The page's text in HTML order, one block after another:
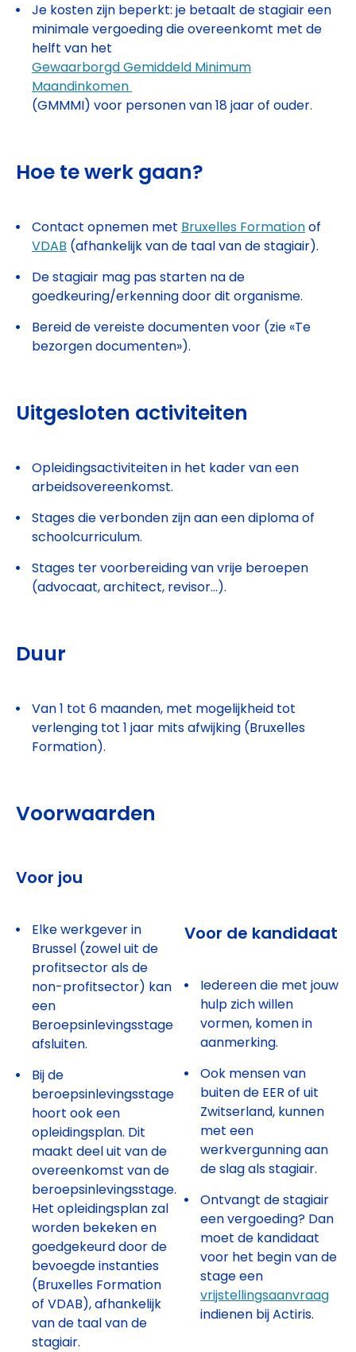
Je kosten zijn beperkt: je betaalt de stagiair een
minimale vergoeding die overeenkomt met de
helft van het
Gewaarborgd Gemiddeld Minimum
Maandinkomen
(GMMMI) voor personen van 18 jaar of ouder.
Hoe te werk gaan?
Contact opnemen met Bruxelles Formationof
VDAB (afhankelijk van de taal van de stagiair).
De stagiair mag pas starten na de
goedkeuring/erkenning door dit organisme.
Bereid de vereiste documenten voor (zie «Te
bezorgen documenten»).
Uitgesloten activiteiten
Opleidingsactiviteiten in het kader van een
arbeidsovereenkomst.
Stages die verbonden zijn aan een diploma of
schoolcurriculum.
Stages ter voorbereiding van vrije beroepen
(advocaat, architect, revisor…).
Duur
Van 1 tot 6 maanden, met mogelijkheid tot
verlenging tot 1 jaar mits afwijking (Bruxelles
Formation).
Voorwaarden
Voor jou
Elke werkgever in
Brussel (zowel uit de
profitsector als de
non-profitsector) kan
een
Beroepsinlevingsstage
afsluiten.
Bij de
beroepsinlevingsstage
hoort ook een
opleidingsplan. Dit
maakt deel uit van de
overeenkomst van de
beroepsinlevingsstage.
Het opleidingsplan zal
worden bekeken en
goedgekeurd door de
bevoegde instanties
(Bruxelles Formation
of VDAB), afhankelijk
van de taal van de
stagiair.
Voor de kandidaat
Iedereen die met jouw
hulp zich willen
vormen, komen in
aanmerking.
Ook mensen van
buiten de EER of uit
Zwitserland, kunnen
met een
werkvergunning aan
de slag als stagiair.
Ontvangt de stagiair
een vergoeding? Dan
moet de kandidaat
voor het begin van de
stage een
vrijstellingsaanvraag
indienen bij Actiris.